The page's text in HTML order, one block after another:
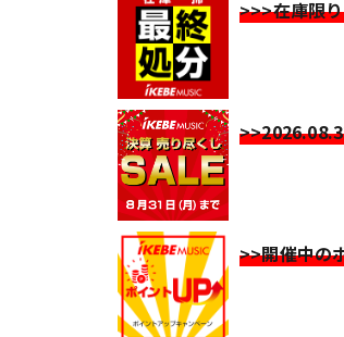
>>>在庫限
>>開催中の